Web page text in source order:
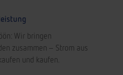
Wir bringen
zusammen – Strom aus
und kaufen.